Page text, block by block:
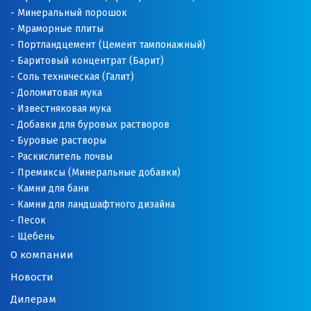
Новгород
Новокоалиновый
Новокузнецк
Новороссийск
Новосибирск
Новоуральск
Новоуткинск
Новый Уренгой
Ноябрьск
О компании
Новости
Дилерам
Минеральный порошок
Мраморные плиты
Портландцемент (Цемент тампонажный)
Баритовый концентрат (Барит)
Соль техническая (Галит)
Доломитовая мука
Известняковая мука
Добавки для буровых растворов
Буровые растворы
Раскислитель почвы
Премиксы (Минеральные добавки)
Камни для бани
Камни для ландшафтного дизайна
Песок
Щебень